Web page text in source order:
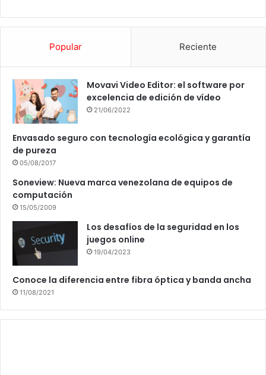
Popular Reciente
Movavi Video Editor: el software por
excelencia de edición de vídeo
21/06/2022
Envasado seguro con tecnología ecológica y garantía
de pureza
05/08/2017
Soneview: Nueva marca venezolana de equipos de
computación
15/05/2009
Los desafíos de la seguridad en los
juegos online
19/04/2023
Conoce la diferencia entre fibra óptica y banda ancha
11/08/2021